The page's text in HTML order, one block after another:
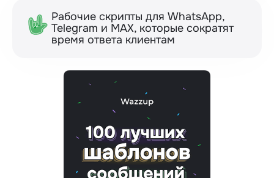
Рабочие скрипты для WhatsApp,
Telegram и МАХ, которые сократят
время ответа клиентам